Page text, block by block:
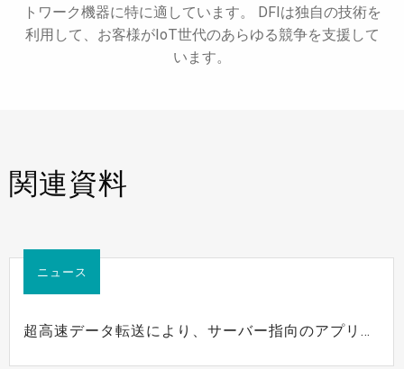
トワーク機器に特に適しています。 DFIは独自の技術を
利用して、お客様がIoT世代のあらゆる競争を支援して
います。
関連資料
ニュース
超高速データ転送により、サーバー指向のアプリケ